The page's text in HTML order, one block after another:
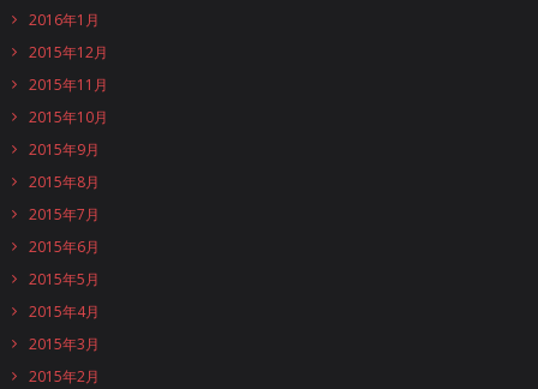
2016年1月
2015年12月
2015年11月
2015年10月
2015年9月
2015年8月
2015年7月
2015年6月
2015年5月
2015年4月
2015年3月
2015年2月